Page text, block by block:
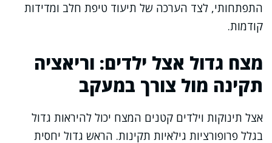
התפתחותי, לצד הערכה של תיעוד טיפת חלב ומדידות
קודמות.
מצח גדול אצל ילדים: וריאציה
תקינה מול צורך במעקב
אצל תינוקות וילדים קטנים המצח יכול להיראות גדול
בגלל פרופורציות גילאיות תקינות. הראש גדול יחסית